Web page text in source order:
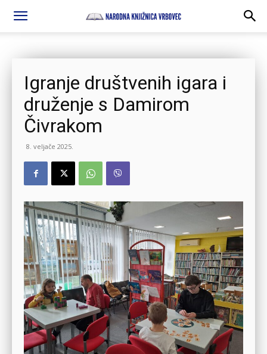
Igranje društvenih igara i
druženje s Damirom
Čivrakom
8. veljače 2025.